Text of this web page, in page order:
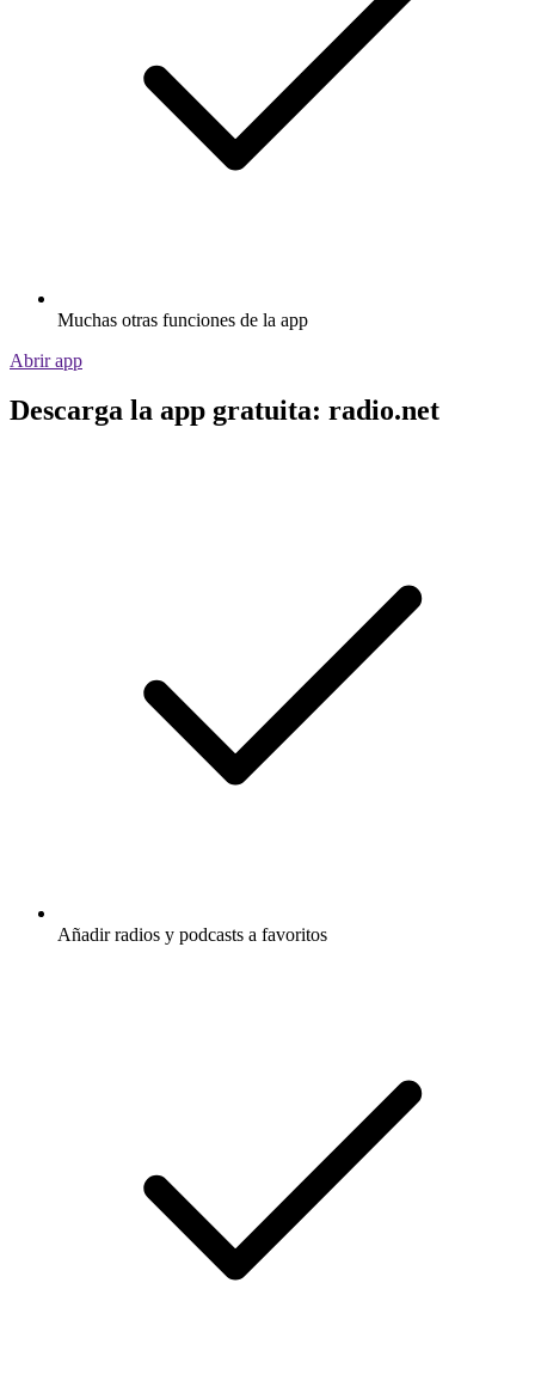
Muchas otras funciones de la app
Abrir app
Descarga la app gratuita: radio.net
Añadir radios y podcasts a favoritos